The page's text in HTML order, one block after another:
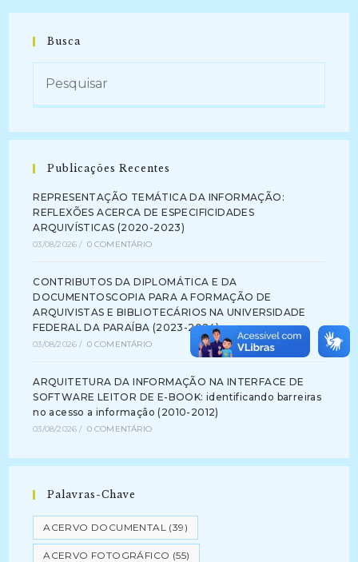
Busca
Publicações Recentes
REPRESENTAÇÃO TEMÁTICA DA INFORMAÇÃO:
REFLEXÕES ACERCA DE ESPECIFICIDADES
ARQUIVÍSTICAS (2020-2023)
03/08/2026 / 0 COMENTÁRIO
CONTRIBUTOS DA DIPLOMÁTICA E DA
DOCUMENTOSCOPIA PARA A FORMAÇÃO DE
ARQUIVISTAS E BIBLIOTECÁRIOS NA UNIVERSIDADE
FEDERAL DA PARAÍBA (2023-2024)
03/08/2026 / 0 COMENTÁRIO
ARQUITETURA DA INFORMAÇÃO NA INTERFACE DE
SOFTWARE LEITOR DE E-BOOK: identificando barreiras
no acesso a informação (2010-2012)
03/08/2026 / 0 COMENTÁRIO
Palavras-Chave
ACERVO DOCUMENTAL (39)
ACERVO FOTOGRÁFICO (55)